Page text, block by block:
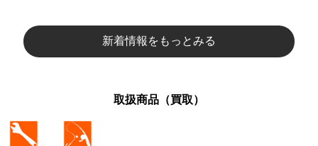
新着情報をもっとみる
取扱商品（買取）